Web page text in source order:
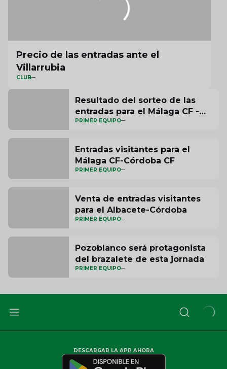
Precio de las entradas ante el
Villarrubia
CLUB
Resultado del sorteo de las
entradas para el Málaga CF -
Córdoba CF
PRIMER EQUIPO
Entradas visitantes para el
Málaga CF-Córdoba CF
PRIMER EQUIPO
Venta de entradas visitantes
para el Albacete-Córdoba
PRIMER EQUIPO
Pozoblanco será protagonista
del brazalete de esta jornada
PRIMER EQUIPO
DESCARGAR LA APP AHORA